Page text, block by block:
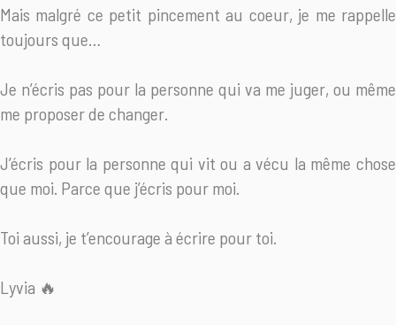
Mais malgré ce petit pincement au coeur, je me rappelle
toujours que…
Je n’écris pas pour la personne qui va me juger, ou même
me proposer de changer.
J’écris pour la personne qui vit ou a vécu la même chose
que moi. Parce que j’écris pour moi.
Toi aussi, je t’encourage à écrire pour toi.
Lyvia 🔥